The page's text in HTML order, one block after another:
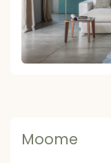
Moome